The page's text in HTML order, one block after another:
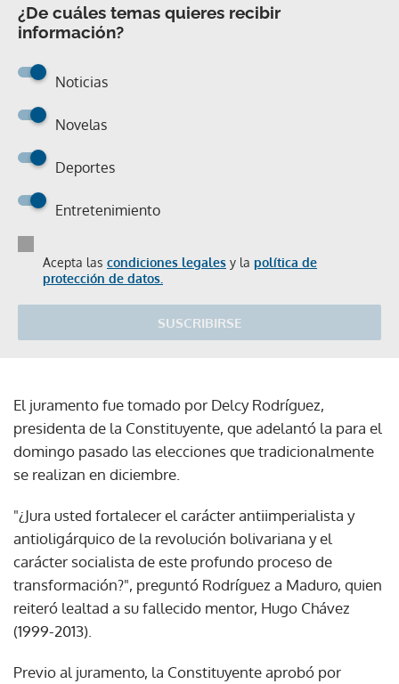
¿De cuáles temas quieres recibir
información?
Noticias
Novelas
Deportes
Entretenimiento
Acepta las condiciones legales y la política de
protección de datos.
SUSCRIBIRSE
El juramento fue tomado por Delcy Rodríguez,
presidenta de la Constituyente, que adelantó la para el
domingo pasado las elecciones que tradicionalmente
se realizan en diciembre.
"¿Jura usted fortalecer el carácter antiimperialista y
antioligárquico de la revolución bolivariana y el
carácter socialista de este profundo proceso de
transformación?", preguntó Rodríguez a Maduro, quien
reiteró lealtad a su fallecido mentor, Hugo Chávez
(1999-2013).
Previo al juramento, la Constituyente aprobó por